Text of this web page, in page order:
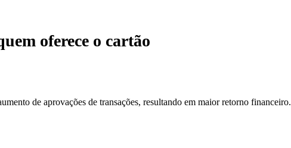
oferece o cartão
de aprovações de transações, resultando em maior retorno financeiro.